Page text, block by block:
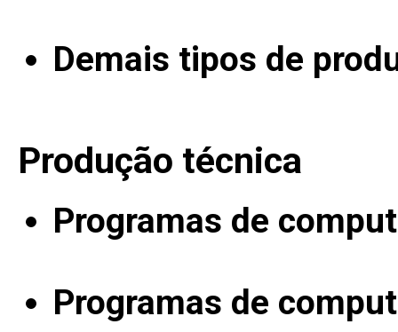
Demais tipos de
Produção técnica
Programas de
Programas de